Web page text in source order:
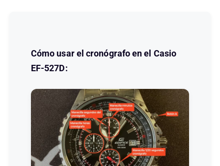
Cómo usar el cronógrafo en el Casio
EF-527D: